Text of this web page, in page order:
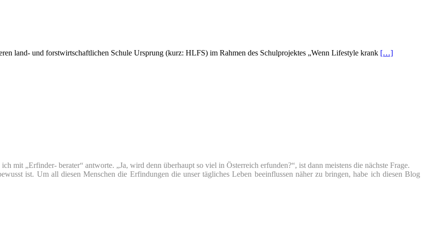
land- und forstwirtschaftlichen Schule Ursprung (kurz: HLFS) im Rahmen des Schulprojektes „Wenn Lifestyle krank […]
mit „Erfinder- berater“ antworte. „Ja, wird denn überhaupt so viel in Österreich erfunden?“, ist dann meistens die nächste Frage.
ist. Um all diesen Menschen die Erfindungen die unser tägliches Leben beeinflussen näher zu bringen, habe ich diesen Blog